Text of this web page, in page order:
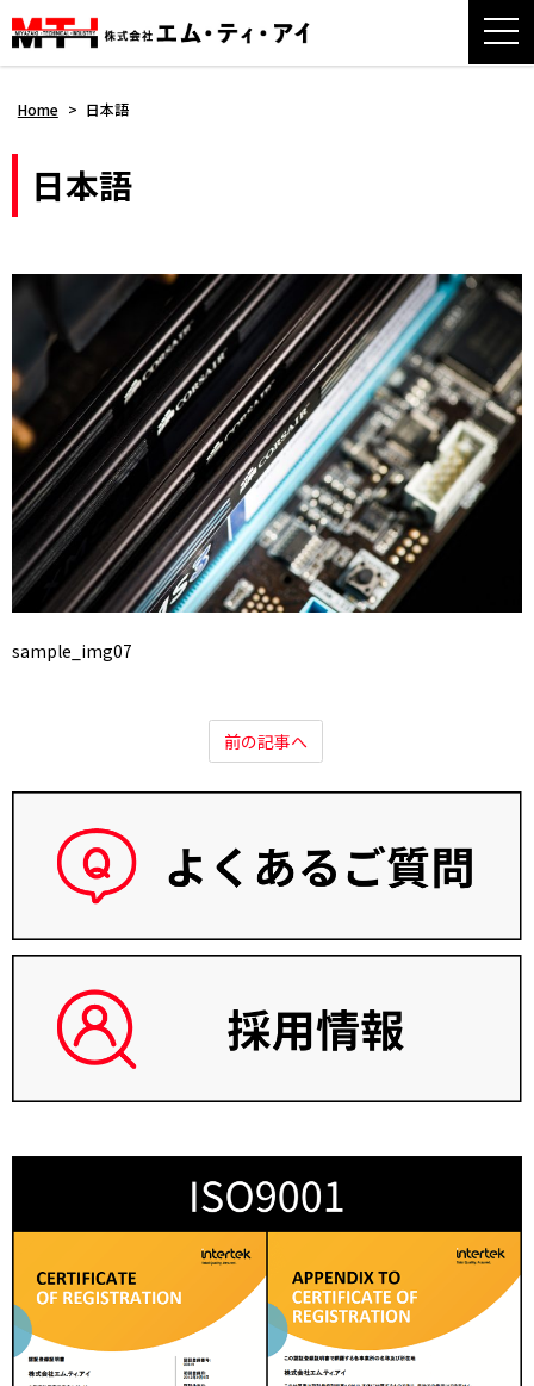
Home > 日本語
日本語
sample_img07
前の記事へ